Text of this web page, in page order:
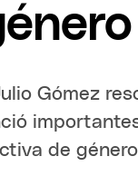
Gómez
de